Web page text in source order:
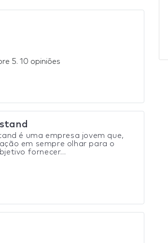
5. 10 opiniões
é uma empresa jovem que,
em sempre olhar para o
fornecer...